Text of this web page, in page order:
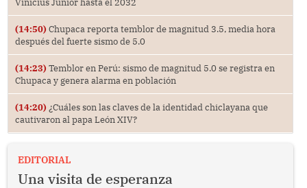
(14:50) Chupaca reporta temblor de magnitud 3.5, media hora
después del fuerte sismo de 5.0
(14:23) Temblor en Perú: sismo de magnitud 5.0 se registra en
Chupaca y genera alarma en población
(14:20) ¿Cuáles son las claves de la identidad chiclayana que
cautivaron al papa León XIV?
EDITORIAL
Una visita de esperanza